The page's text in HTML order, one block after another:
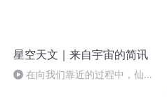
星空天文｜来自宇宙的简讯
在向我们靠近的过程中，仙女